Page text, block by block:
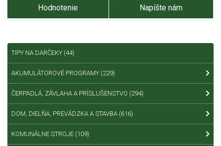
Hodnotenie Napíšte nám
TIPY NA DARČEKY (44)
AKUMULÁTOROVÉ PROGRAMY (229)
ČERPADLÁ, ZÁVLAHA A PRÍSLUŠENSTVO (294)
DOM, DIELŇA, PREVÁDZKA A STAVBA (616)
KOMUNÁLNE STROJE (109)